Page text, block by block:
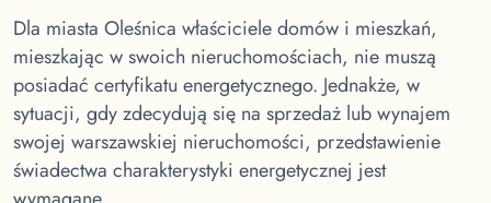
Dla miasta Oleśnica właściciele domów i mieszkań,
mieszkając w swoich nieruchomościach, nie muszą
posiadać certyfikatu energetycznego. Jednakże, w
sytuacji, gdy zdecydują się na sprzedaż lub wynajem
swojej warszawskiej nieruchomości, przedstawienie
świadectwa charakterystyki energetycznej jest